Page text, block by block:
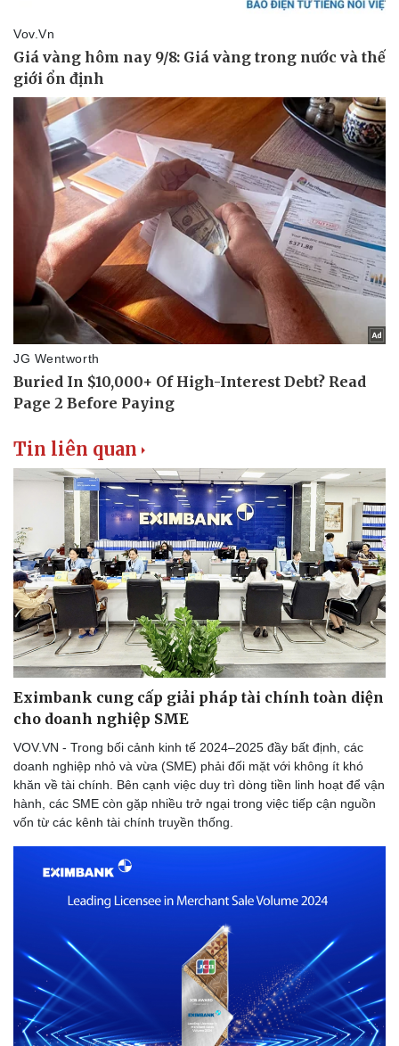
Doanh nghiệp
Thông tin doanh nghiệp
Doanh nghiệp 24h
Doanh nhân
Vì cộng đồng
Sành điệu
Tin Công nghệ
Trải nghiệm
Chuyển đổi số
Tin liên quan
Eximbank cung cấp giải pháp tài chính toàn diện
cho doanh nghiệp SME
VOV.VN - Trong bối cảnh kinh tế 2024–2025 đầy bất định, các
doanh nghiệp nhỏ và vừa (SME) phải đối mặt với không ít khó
khăn về tài chính. Bên cạnh việc duy trì dòng tiền linh hoạt để vận
hành, các SME còn gặp nhiều trở ngại trong việc tiếp cận nguồn
vốn từ các kênh tài chính truyền thống.